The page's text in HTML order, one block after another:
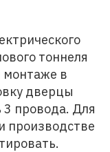
тоннеля
монтаже в
дверцы
3 провода. Для
производстве